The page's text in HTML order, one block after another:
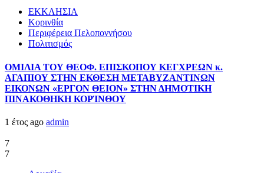
ΕΚΚΛΗΣΙΑ
Κορινθία
Περιφέρεια Πελοποννήσου
Πολιτισμός
ΟΜΙΛΙΑ ΤΟΥ ΘΕΟΦ. ΕΠΙΣΚΟΠΟΥ ΚΕΓΧΡΕΩΝ κ.
ΑΓΑΠΙΟΥ ΣΤΗΝ ΕΚΘΕΣΗ ΜΕΤΑΒΥΖΑΝΤΙΝΩΝ
ΕΙΚΟΝΩΝ «ΕΡΓΟΝ ΘΕΙΟΝ» ΣΤΗΝ ΔΗΜΟΤΙΚΗ
ΠΙΝΑΚΟΘΗΚΗ ΚΟΡΊΝΘΟΥ
1 έτος ago admin
7
7